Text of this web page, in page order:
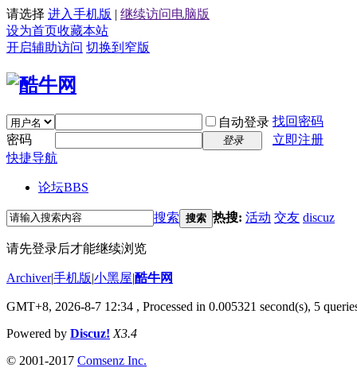
请选择 进入手机版 | 继续访问电脑版
设为首页收藏本站
开启辅助访问 切换到窄版
自动登录 找回密码
密码
登录
立即注册
快捷导航
论坛BBS
搜索 搜索 热搜: 活动 交友 discuz
请先登录后才能继续浏览
Archiver|手机版|小黑屋|酷牛网
GMT+8, 2026-8-7 12:34 , Processed in 0.005321 second(s), 5
Powered by Discuz! X3.4
© 2001-2017 Comsenz Inc.